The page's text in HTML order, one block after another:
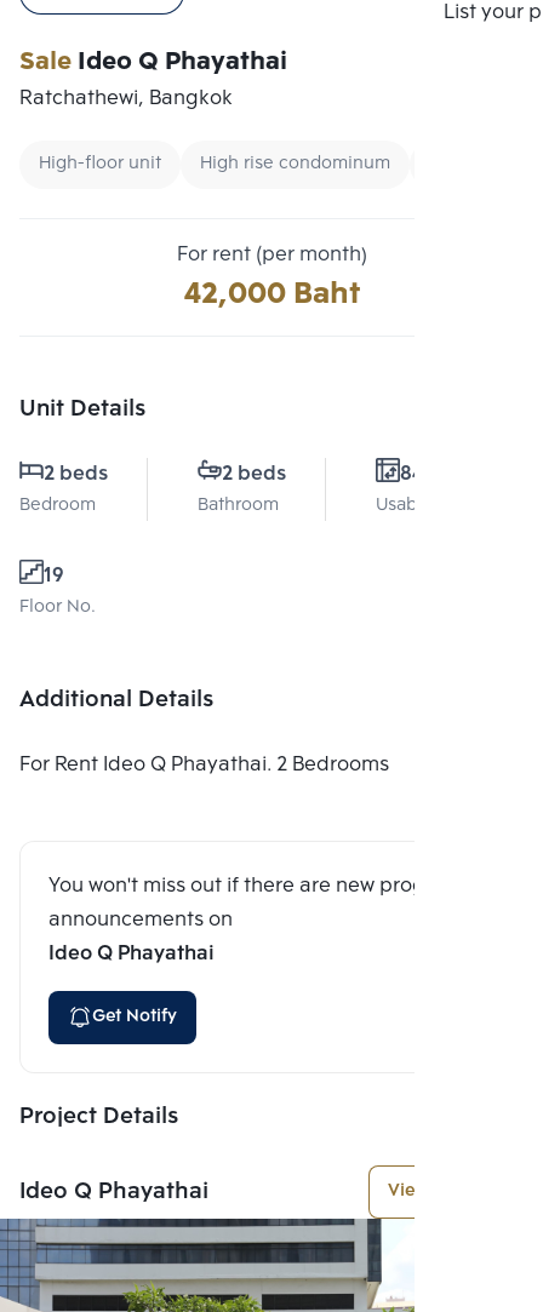
List your
SaleIdeo Q Phayathai
Ratchathewi, Bangkok
High-floor unit High rise condominum
For rent (per month)
42,000 Baht
Unit Details
2 beds
Bedroom
2 beds
Bathroom
84 Sq.m.
Usable area
19
Floor No.
Additional Details
For Rent Ideo Q Phayathai. 2 Bedrooms
You won't miss out if there are new program
announcements on
Ideo Q Phayathai
Get Notify
Project Details
Ideo Q Phayathai View More